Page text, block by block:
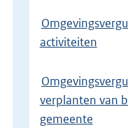
activiteiten
verplanten van
gemeente